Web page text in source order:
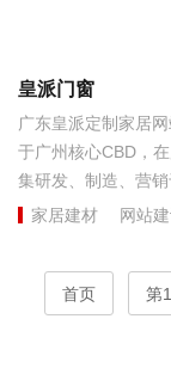
皇派门窗
广东皇派定制家居
于广州核心CBD，
集研发、制造、营
建筑铝合金系统门
家居建材 网站
首页 第